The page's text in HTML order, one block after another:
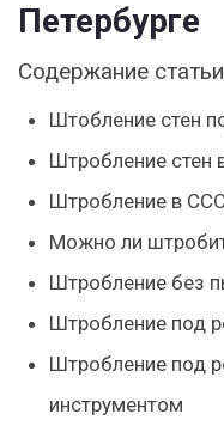
Петербурге
Содержание статьи
Штобление стен
Штробление стен
Штробление в
Можно ли
Штробление без
Штробление под
Штробление под
инструментом